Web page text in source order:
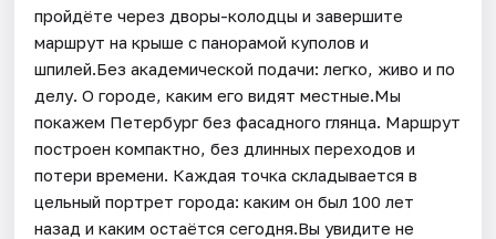
пройдёте через дворы-колодцы и завершите
маршрут на крыше с панорамой куполов и
шпилей.Без академической подачи: легко, живо и по
делу. О городе, каким его видят местные.Мы
покажем Петербург без фасадного глянца. Маршрут
построен компактно, без длинных переходов и
потери времени. Каждая точка складывается в
цельный портрет города: каким он был 100 лет
назад и каким остаётся сегодня.Вы увидите не